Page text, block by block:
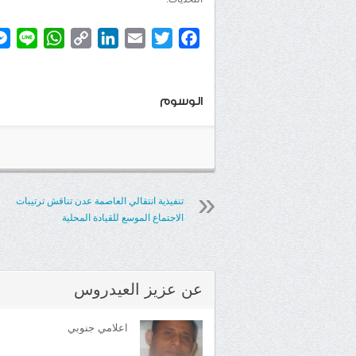
Facebook
Twitter
Email
LinkedIn
Copy
الوسوم
تنفيذية انتقالي العاصمة عدن تناقش ترتيبات
الاجتماع الموسع للقيادة المحلية
عن عزيز العيدروس
اعلامي جنوبي